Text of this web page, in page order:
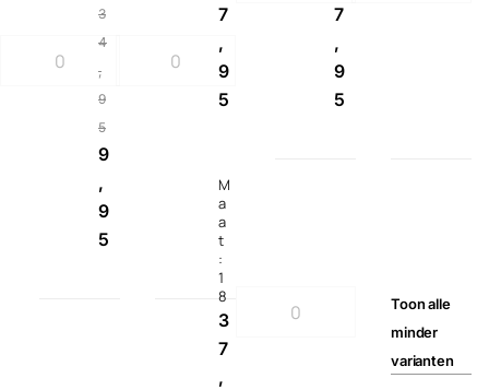
3
4
,
9
5
9
,
9
5
7
,
9
5
7
,
9
5
M
a
a
t
:
1
8
3
7
,
Toonalle
minder
varianten